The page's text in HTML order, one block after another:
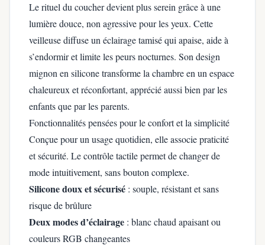
Le rituel du coucher devient plus serein grâce à une
lumière douce, non agressive pour les yeux. Cette
veilleuse diffuse un éclairage tamisé qui apaise, aide à
s’endormir et limite les peurs nocturnes. Son design
mignon en silicone transforme la chambre en un espace
chaleureux et réconfortant, apprécié aussi bien par les
enfants que par les parents.
Fonctionnalités pensées pour le confort et la simplicité
Conçue pour un usage quotidien, elle associe praticité
et sécurité. Le contrôle tactile permet de changer de
mode intuitivement, sans bouton complexe.
Silicone doux et sécurisé : souple, résistant et sans
risque de brûlure
Deux modes d’éclairage : blanc chaud apaisant ou
couleurs RGB changeantes